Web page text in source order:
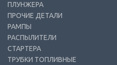
ПЛУНЖЕРА
ПРОЧИЕ ДЕТАЛИ
РАМПЫ
РАСПЫЛИТЕЛИ
СТАРТЕРА
ТРУБКИ ТОПЛИВНЫЕ